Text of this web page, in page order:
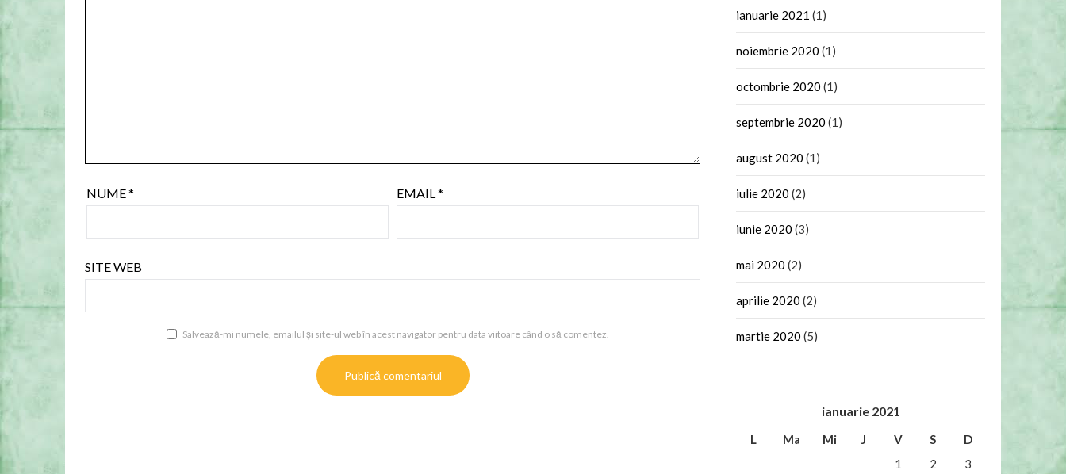
NUME* EMAIL*
SITE WEB
Salvează-mi numele, emailul și site-ul web în acest navigator pentru data viitoare când o să comentez.
ianuarie 2021 (1)
noiembrie 2020 (1)
octombrie 2020 (1)
septembrie 2020 (1)
august 2020 (1)
iulie 2020 (2)
iunie 2020 (3)
mai 2020 (2)
aprilie 2020 (2)
martie 2020 (5)
ianuarie 2021
L Ma Mi J V S
D
1
2 3